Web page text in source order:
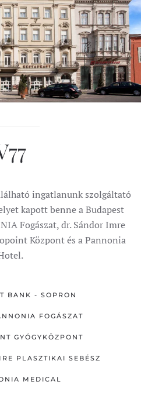
ingatlanunk szolgáltató
kapott benne a Budapest
Fogászat, dr. Sándor Imre
Központ és a Pannonia
BANK - SOPRON
FOGÁSZAT
GYÓGYKÖZPONT
PLASZTIKAI SEBÉSZ
MEDICAL